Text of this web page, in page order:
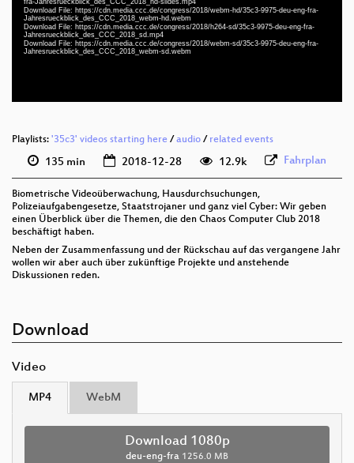
Download File: https://cdn.media.ccc.de/congress/2018/webm-hd/35c3-9975-deu-eng-fra-
Jahresrueckblick_des_CCC_2018_webm-hd.webm
Download File: https://cdn.media.ccc.de/congress/2018/h264-sd/35c3-9975-deu-eng-fra-
Jahresrueckblick_des_CCC_2018_sd.mp4
Download File: https://cdn.media.ccc.de/congress/2018/webm-sd/35c3-9975-deu-eng-fra-
Jahresrueckblick_des_CCC_2018_webm-sd.webm
deu (todo)
deu-eng-fra 1080p (webm)
deu-eng-fra 576p (mp4)
deu-eng-fra 576p (webm)
Playlists: '35c3' videos starting here /audio / related events
135 min 2018-12-28 12.9k Fahrplan
Biometrische Videoüberwachung, Hausdurchsuchungen,
Polizeiaufgabengesetze, Staatstrojaner und ganz viel Cyber: Wir geben
einen Überblick über die Themen, die den Chaos Computer Club 2018
beschäftigt haben.
Neben der Zusammenfassung und der Rückschau auf das vergangene Jahr
wollen wir aber auch über zukünftige Projekte und anstehende
Diskussionen reden.
Download
Video
MP4 WebM
Download 1080p
deu-eng-fra 1256.0 MB